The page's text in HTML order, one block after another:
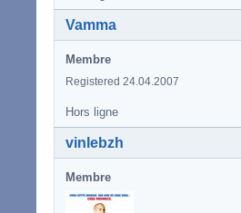
Vamma
Membre
Registered 24.04.2007
Hors ligne
vinlebzh
Membre